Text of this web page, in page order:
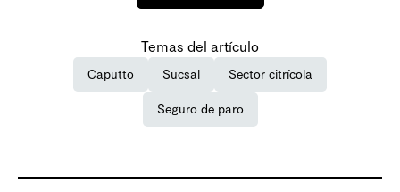
Temas del artículo
Caputto Sucsal Sector citrícola
Seguro de paro